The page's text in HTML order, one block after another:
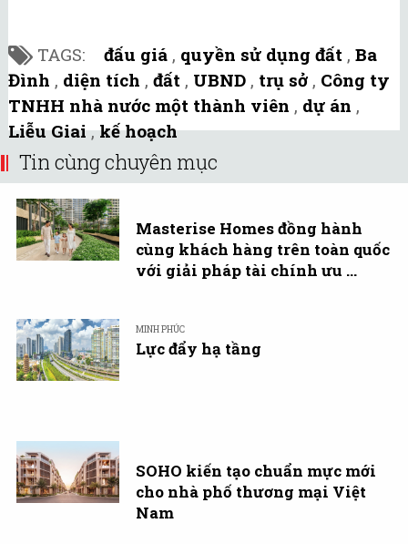
TAGS: đấu giá , quyền sử dụng đất , Ba
Đình , diện tích , đất , UBND , trụ sở , Công ty
TNHH nhà nước một thành viên , dự án ,
Liễu Giai,kế hoạch
Tin cùng chuyên mục
Masterise Homes đồng hành
cùng khách hàng trên toàn quốc
với giải pháp tài chính ưu ...
MINH PHÚC
Lực đẩy hạ tầng
SOHO kiến tạo chuẩn mực mới
cho nhà phố thương mại Việt
Nam